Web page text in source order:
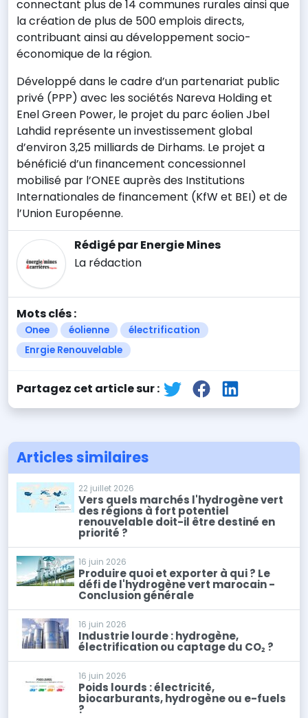
connectant plus de 14 communes rurales ainsi que
la création de plus de 500 emplois directs,
contribuant ainsi au développement socio-
économique de la région.
Développé dans le cadre d’un partenariat public
privé (PPP) avec les sociétés Nareva Holding et
Enel Green Power, le projet du parc éolien Jbel
Lahdid représente un investissement global
d’environ 3,25 milliards de Dirhams. Le projet a
bénéficié d’un financement concessionnel
mobilisé par l’ONEE auprès des Institutions
Internationales de financement (KfW et BEI) et de
l’Union Européenne.
Rédigé par Energie Mines
La rédaction
Mots clés :
Onee éolienne
électrification
Enrgie Renouvelable
Partagez cet article sur :
Articles similaires
22 juillet 2026
Vers quels marchés l'hydrogène vert
des régions à fort potentiel
renouvelable doit-il être destiné en
priorité ?
16 juin 2026
Produire quoi et exporter à qui ? Le
défi de l'hydrogène vert marocain -
Conclusion générale
16 juin 2026
Industrie lourde : hydrogène,
électrification ou captage du CO₂ ?
16 juin 2026
Poids lourds : électricité,
biocarburants, hydrogène ou e-fuels
?